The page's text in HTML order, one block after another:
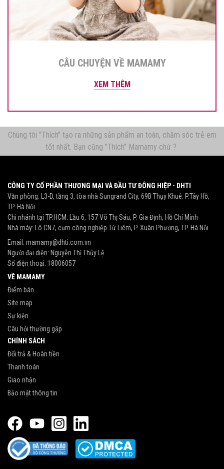
CÂU CHUYỆN VỀ MAMAMY
XEM THÊM
Chúng tôi "Thích" tạo ra những sản phẩm an toàn, chăm sóc trẻ em
tốt nhất. Bạn cũng "Thích" Mamamy chứ ?
CÔNG TY CỔ PHẦN THƯƠNG MẠI VÀ ĐẦU TƯ ĐÔNG HIỆP - DHTI
Văn phòng: L3-D, tầng 3, tòa nhà Sungrand City, 69B Thụy Khuê. P.Tây Hồ,
TP. Hà Nội
Chi nhánh tại TP.HCM: Lầu 6, 157 Võ Thị Sáu, P. Gia Định, Hồ Chí Minh
Nhà máy: Lô CN7, cụm công nghiệp Từ Liêm, P. Xuân Phương, TP. Hà Nội
Email: mamamy@dhti.com.vn
Người đại diện: Nguyễn Thị Thủy Lệ
Số điện thoại: 18006057
VỀ MAMAMY
Điểm bán
Site map
Sự kiện
Câu hỏi thường gặp
CHÍNH SÁCH
Đổi trả & Hoàn tiền
Thanh toán
Giao nhận
Bảo mật thông tin